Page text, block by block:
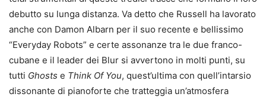
debutto su lunga distanza. Va detto che Russell ha lavorato
anche con Damon Albarn per il suo recente e bellissimo
“Everyday Robots” e certe assonanze tra le due franco-
cubane e il leader dei Blur si avvertono in molti punti, su
tutti Ghosts e Think Of You, quest’ultima con quell’intarsio
dissonante di pianoforte che tratteggia un’atmosfera